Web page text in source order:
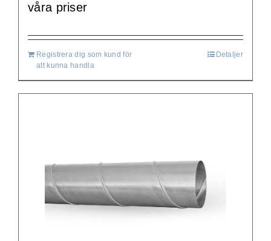
våra priser
Registrera dig som kund för
att kunna handla
Detaljer